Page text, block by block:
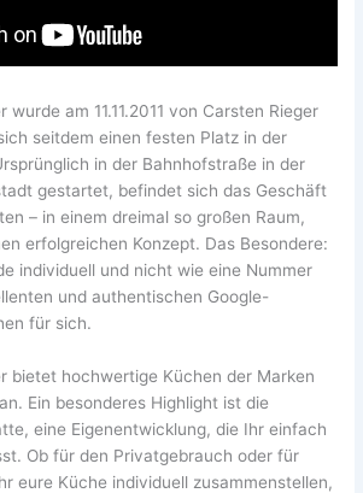
wurde am 11.11.2011 von Carsten Rieger
seitdem einen festen Platz in der
in der Bahnhofstraße in der
gestartet, befindet sich das Geschäft
– in einem dreimal so großen Raum,
erfolgreichen Konzept. Das Besondere:
individuell und nicht wie eine Nummer
und authentischen Google-
für sich.
bietet hochwertige Küchen der Marken
Ein besonderes Highlight ist die
eine Eigenentwicklung, die Ihr einfach
Ob für den Privatgebrauch oder für
eure Küche individuell zusammenstellen,